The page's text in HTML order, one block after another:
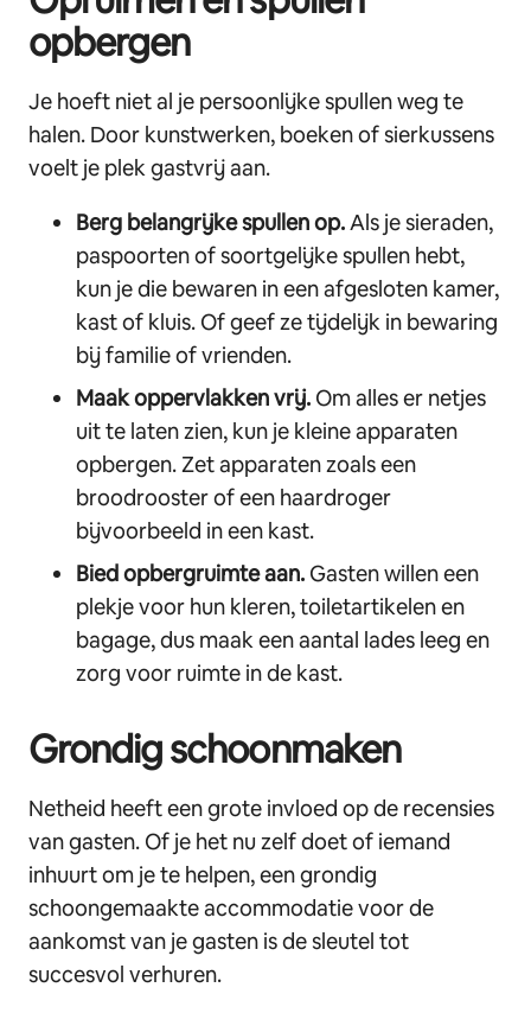
opbergen
Je hoeft niet al je persoonlijke spullen weg te
halen. Door kunstwerken, boeken of sierkussens
voelt je plek gastvrij aan.
Berg belangrijke spullen op. Als je sieraden,
paspoorten of soortgelijke spullen hebt,
kun je die bewaren in een afgesloten kamer,
kast of kluis. Of geef ze tijdelijk in bewaring
bij familie of vrienden.
Maak oppervlakken vrij. Om alles er netjes
uit te laten zien, kun je kleine apparaten
opbergen. Zet apparaten zoals een
broodrooster of een haardroger
bijvoorbeeld in een kast.
Bied opbergruimte aan. Gasten willen een
plekje voor hun kleren, toiletartikelen en
bagage, dus maak een aantal lades leeg en
zorg voor ruimte in de kast.
Grondig schoonmaken
Netheid heeft een grote invloed op de recensies
van gasten. Of je het nu zelf doet of iemand
inhuurt om je te helpen, een grondig
schoongemaakte accommodatie voor de
aankomst van je gasten is de sleutel tot
succesvol verhuren.